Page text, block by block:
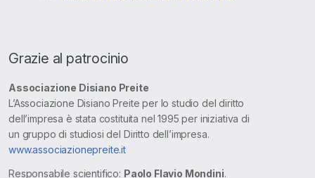
Grazie al patrocinio
Associazione Disiano Preite
L’Associazione Disiano Preite per lo studio del diritto
dell’impresa è stata costituita nel 1995 per iniziativa di
un gruppo di studiosi del Diritto dell’impresa.
www.associazionepreite.it
Responsabile scientifico: Paolo Flavio Mondini.